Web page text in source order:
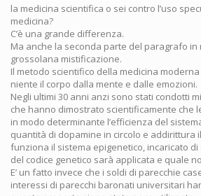
la medicina scientifica o sei contro l’uso
medicina?
C’è una grande differenza.
Ma anche la seconda parte del paragrafo
grossolana mistificazione.
Il metodo scientifico della medicina
niente il corpo dalla mente e dalle emozioni.
Negli ultimi 30 anni anzi sono stati condotti
che hanno dimostrato scientificamente che
in modo determinante l’efficienza del
quantità di dopamine in circolo e addirittura
funziona il sistema epigenetico, incaricato
del codice genetico sarà applicata e quale
E’ un fatto invece che i soldi di parecchie
interessi di parecchi baronati universitari